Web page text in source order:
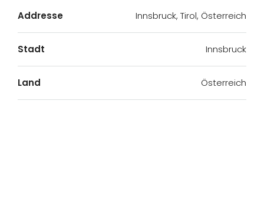
Addresse Innsbruck, Tirol, Österreich
Stadt Innsbruck
Land Österreich